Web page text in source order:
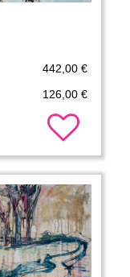
442,00 €
126,00 €